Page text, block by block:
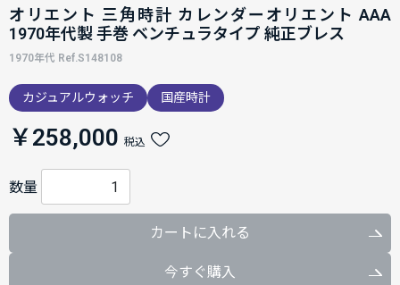
オリエント 三角時計 カレンダーオリエント AAA
1970年代製 手巻 ベンチュラタイプ 純正ブレス
1970年代 Ref.S148108
カジュアルウォッチ 国産時計
￥258,000 税込
数量
カートに入れる
今すぐ購入